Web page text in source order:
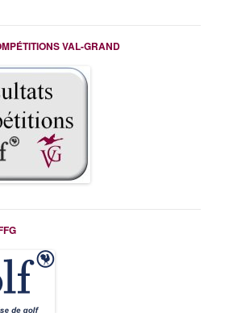
VAL-GRAND